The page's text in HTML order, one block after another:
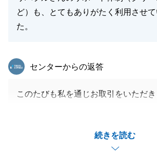
ど）も、とてもありがたく利用させ
た。
続きを読む
東急リバブル
センターからの返答
このたびも私を通じお取引をいただ
たが、お顔を拝見しお変わりのないご